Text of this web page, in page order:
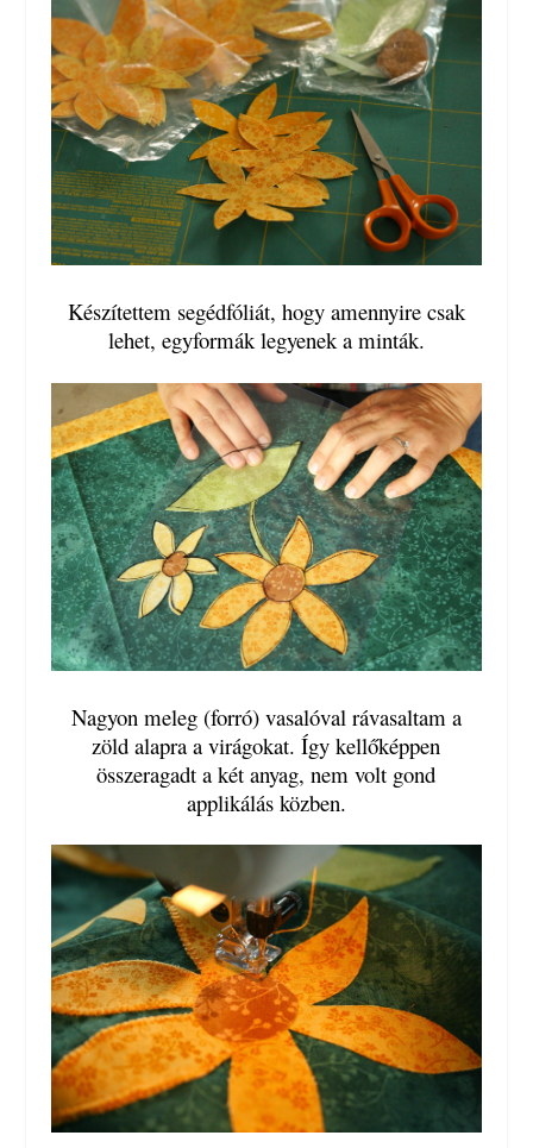
Készítettem segédfóliát, hogy amennyire csak
lehet, egyformák legyenek a minták.
Nagyon meleg (forró) vasalóval rávasaltam a
zöld alapra a virágokat. Így kellőképpen
összeragadt a két anyag, nem volt gond
applikálás közben.